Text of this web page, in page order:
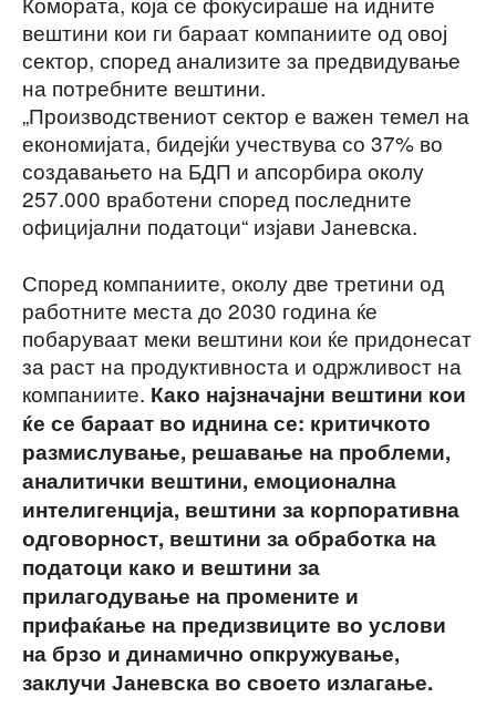
вештини кои ги бараат компаниите од овој
сектор, според анализите за предвидување
на потребните вештини.
„Производствениот сектор е важен темел на
економијата, бидејќи учествува со 37% во
создавањето на БДП и апсорбира околу
257.000 вработени според последните
официјални податоци“ изјави Јаневска.
Според компаниите, околу две третини од
работните места до 2030 година ќе
побаруваат меки вештини кои ќе придонесат
за раст на продуктивноста и одржливост на
компаниите. Како најзначајни вештини кои
ќе се бараат во иднина се: критичкото
размислување, решавање на проблеми,
аналитички вештини, емоционална
интелигенција, вештини за корпоративна
одговорност, вештини за обработка на
податоци како и вештини за
прилагодување на промените и
прифаќање на предизвиците во услови
на брзо и динамично опкружување,
заклучи Јаневска во своето излагање.